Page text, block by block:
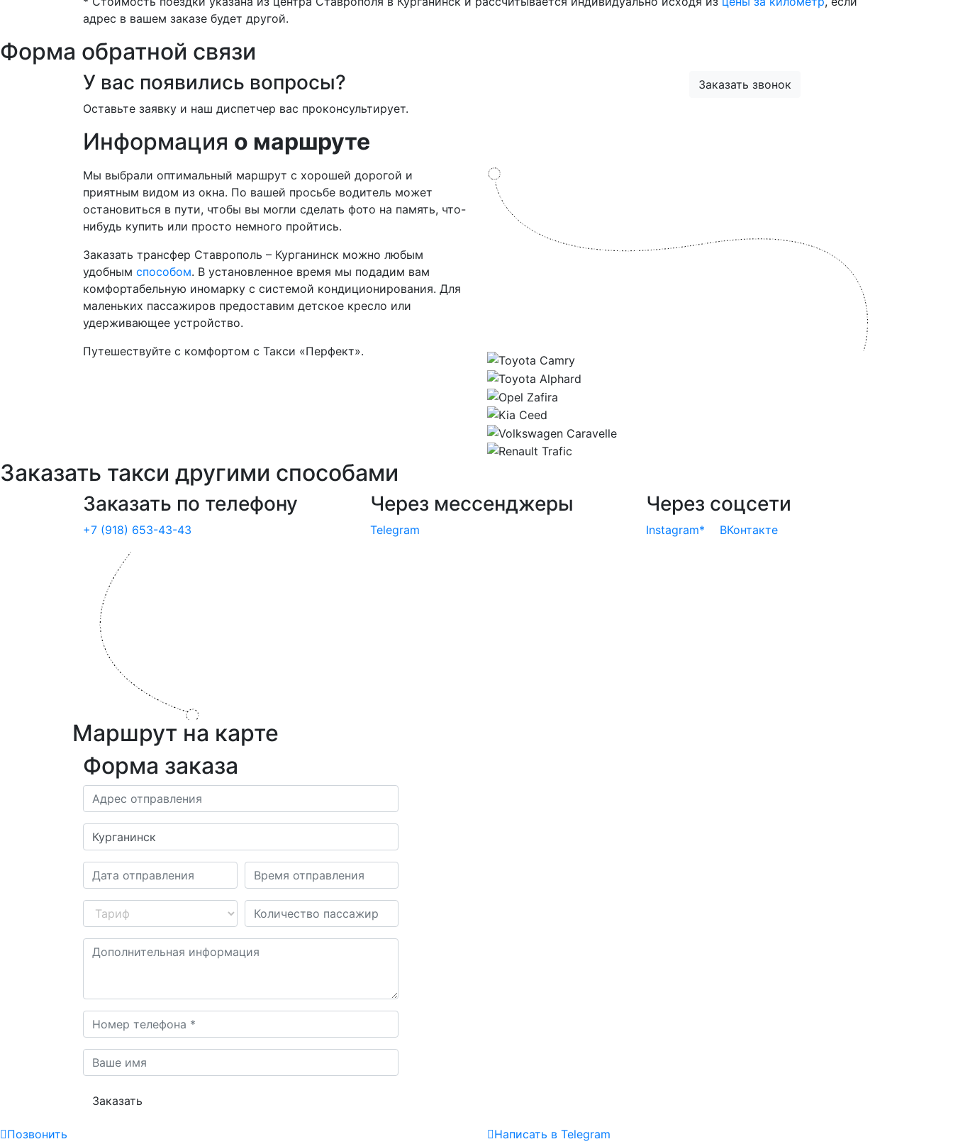
адрес в вашем заказе будет другой.
Форма обратной связи
У вас появились вопросы?
Оставьте заявку и наш диспетчер вас проконсультирует.
Заказать звонок
Информация о маршруте
Мы выбрали оптимальный маршрут с хорошей дорогой и
приятным видом из окна. По вашей просьбе водитель может
остановиться в пути, чтобы вы могли сделать фото на память, что-
нибудь купить или просто немного пройтись.
Заказать трансфер Ставрополь – Курганинск можно любым
удобным способом. В установленное время мы подадим вам
комфортабельную иномарку с системой кондиционирования. Для
маленьких пассажиров предоставим детское кресло или
удерживающее устройство.
Путешествуйте с комфортом с Такси «Перфект».
Заказать такси другими способами
Заказать по телефону
+7 (918) 653-43-43
Через мессенджеры
Telegram
Через соцсети
Instagram* ВКонтакте
Маршрут на карте
Форма заказа
Заказать
Позвонить Написать в Telegram